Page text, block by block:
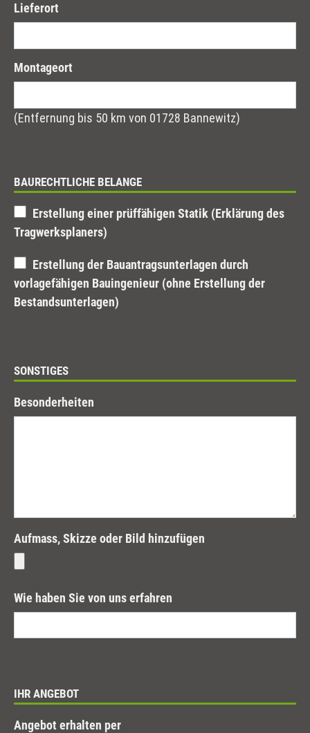
Lieferort
Montageort
(Entfernung bis 50 km von 01728 Bannewitz)
BAURECHTLICHE BELANGE
Tragwerksplaners)
vorlagefähigen Bauingenieur (ohne Erstellung der
Bestandsunterlagen)
SONSTIGES
Besonderheiten
Aufmass, Skizze oder Bild hinzufügen
Wie haben Sie von uns erfahren
IHR ANGEBOT
Angebot erhalten per